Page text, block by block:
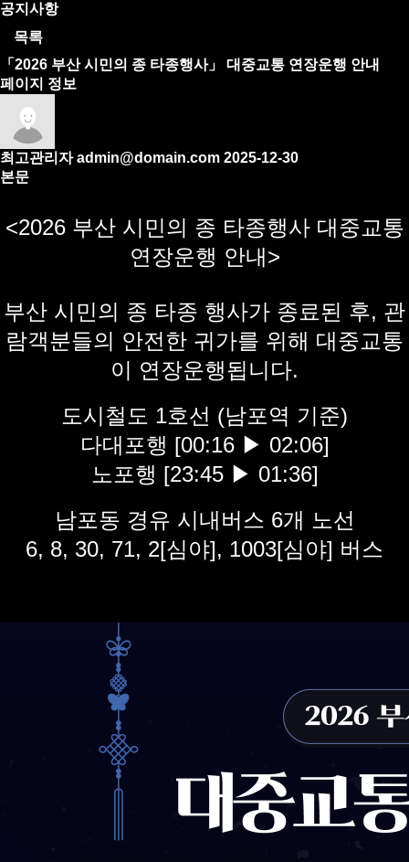
공지사항
목록
「2026 부산 시민의 종 타종행사」 대중교통 연장운행 안내
페이지 정보
최고관리자 admin@domain.com 2025-12-30
본문
<2026 부산 시민의 종 타종행사 대중교통
연장운행 안내>
부산 시민의 종 타종 행사가 종료된 후, 관
람객분들의 안전한 귀가를 위해 대중교통
이 연장운행됩니다.
도시철도 1호선 (남포역 기준)
다대포행 [00:16 ▶ 02:06]
노포행 [23:45 ▶ 01:36]
남포동 경유 시내버스 6개 노선
6, 8, 30, 71, 2[심야], 1003[심야] 버스